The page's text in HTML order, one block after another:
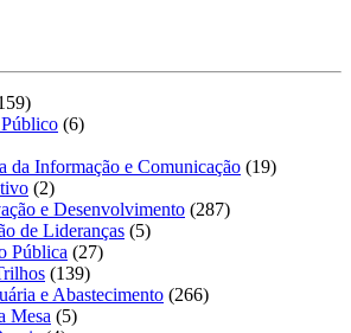
(6)
da Informação e Comunicação (19)
(2)
e Desenvolvimento (287)
de Lideranças (5)
Pública (27)
(139)
e Abastecimento (266)
Mesa (5)